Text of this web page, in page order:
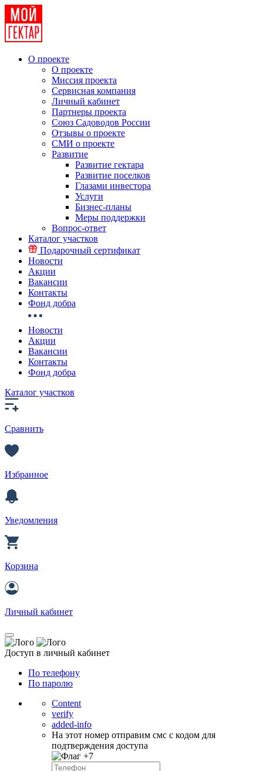
О проекте
О проекте
Миссия проекта
Сервисная компания
Личный кабинет
Партнеры проекта
Союз Садоводов России
Отзывы о проекте
СМИ о проекте
Развитие
Развитие гектара
Развитие поселков
Глазами инвестора
Услуги
Бизнес-планы
Меры поддержки
Вопрос-ответ
Каталог участков
Подарочный сертификат
Новости
Акции
Вакансии
Контакты
Фонд добра
Новости
Акции
Вакансии
Контакты
Фонд добра
Каталог участков
Сравнить
Избранное
Уведомления
Корзина
Личный кабинет
Доступ в личный кабинет
По телефону
По паролю
Content
verify
added-info
На этот номер отправим смс с кодом для
подтверждения доступа
+7